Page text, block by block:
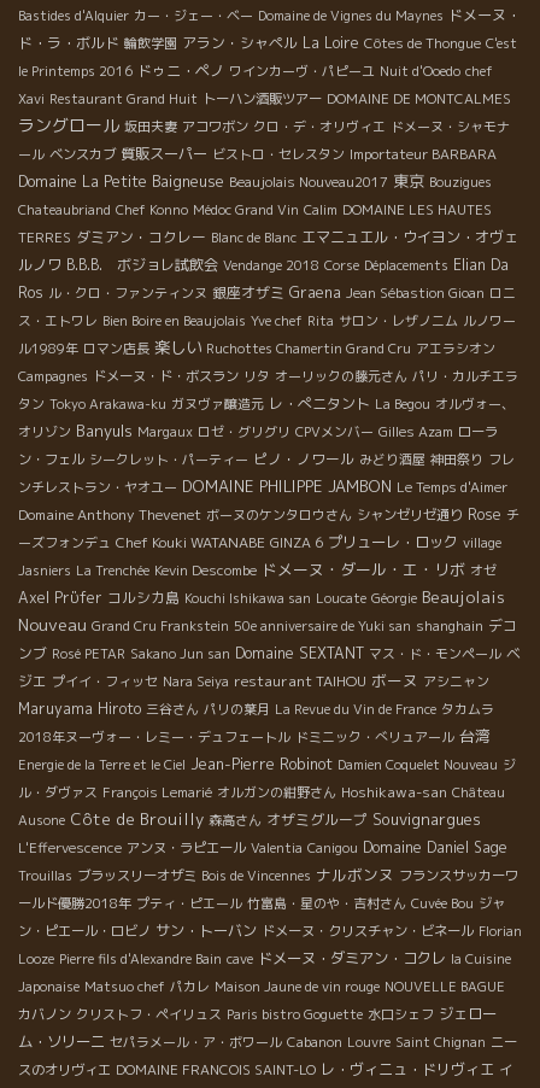
Bastides d'Alquier カー・ジェー・ベー Domaine de Vignes du Maynes ドメーヌ・
ド・ラ・ボルド 輪飲学園 アラン・シャペル La Loire Côtes de Thongue C'est
le Printemps 2016 ドゥニ・ペノ ワインカーヴ・パピーユ Nuit d'Ooedo chef
Xavi Restaurant Grand Huit トーハン酒販ツアー DOMAINE DE MONTCALMES
ラングロール 坂田夫妻 アコワボン クロ・デ・オリヴィエ ドメーヌ・シャモナ
ール ベンスカブ 質販スーパー ビストロ・セレスタン Importateur BARBARA
Domaine La Petite Baigneuse Beaujolais Nouveau2017 東京 Bouzigues
Chateaubriand Chef Konno Médoc Grand Vin Calim DOMAINE LES HAUTES
TERRES ダミアン・コクレー Blanc de Blanc エマニュエル・ウイヨン・オヴェ
ルノワ B.B.B. ボジョレ試飲会 Vendange 2018 Corse Déplacements Elian Da
Ros ル・クロ・ファンティンヌ 銀座オザミ Graena Jean Sébastion Gioan ロニ
ス・エトワレ Bien Boire en Beaujolais Yve chef Rita サロン・レザノニム ルノワー
ル1989年 ロマン店長 楽しい Ruchottes Chamertin Grand Cru アエラシオン
Campagnes ドメーヌ・ド・ボスラン リタ オーリックの藤元さん パリ・カルチエラ
タン Tokyo Arakawa-ku ガヌヴァ醸造元 レ・ぺニタント La Begou オルヴォー、
オリゾン Banyuls Margaux ロゼ・グリグリ CPVメンバー Gilles Azam ローラ
ン・フェル シークレット・パーティー ピノ・ノワール みどり酒屋 神田祭り フレ
ンチレストラン・ヤオユー DOMAINE PHILIPPE JAMBON Le Temps d'Aimer
Domaine Anthony Thevenet ボーヌのケンタロウさん シャンゼリゼ通り Rose チ
ーズフォンデュ Chef Kouki WATANABE GINZA 6 プリューレ・ロック village
Jasniers La Trenchée Kevin Descombe ドメーヌ・ダール・エ・リボ オゼ
Axel Prϋfer コルシカ島 Kouchi Ishikawa san Loucate Géorgie Beaujolais
Nouveau Grand Cru Frankstein 50e anniversaire de Yuki san shanghain デコ
ンブ Rosé PETAR Sakano Jun san Domaine SEXTANT マス・ド・モンペール ベ
ジエ プイイ・フィッセ Nara Seiya restaurant TAIHOU ボーヌ アシニャン
Maruyama Hiroto 三谷さん パリの葉月 La Revue du Vin de France タカムラ
2018年ヌーヴォー・レミー・デュフェートル ドミニック・べリュアール 台湾
Energie de la Terre et le Ciel Jean-Pierre Robinot Damien Coquelet Nouveau ジ
ル・ダヴァス François Lemarié オルガンの紺野さん Hoshikawa-san Château
Ausone Côte de Brouilly 森高さん オザミグループ Souvignargues
L'Effervescence アンヌ・ラピエール Valentia Canigou Domaine Daniel Sage
Trouillas ブラッスリーオザミ Bois de Vincennes ナルボンヌ フランスサッカーワ
ールド優勝2018年 プティ・ピエール 竹富島・星のや・吉村さん Cuvée Bou ジャ
ン・ピエール・ロビノ サン・トーバン ドメーヌ・クリスチャン・ビネール Florian
Looze Pierre fils d'Alexandre Bain cave ドメーヌ・ダミアン・コクレ la Cuisine
Japonaise Matsuo chef パカレ Maison Jaune de vin rouge NOUVELLE BAGUE
カバノン クリストフ・ペイリュス Paris bistro Goguette 水口シェフ ジェロー
ム・ソリーニ セパラメール・ア・ボワール Cabanon Louvre Saint Chignan ニー
スのオリヴィエ DOMAINE FRANCOIS SAINT-LO レ・ヴィニュ・ドリヴィエ イ